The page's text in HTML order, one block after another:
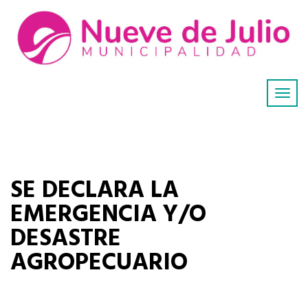
SE DECLARA LA
EMERGENCIA Y/O
DESASTRE
AGROPECUARIO